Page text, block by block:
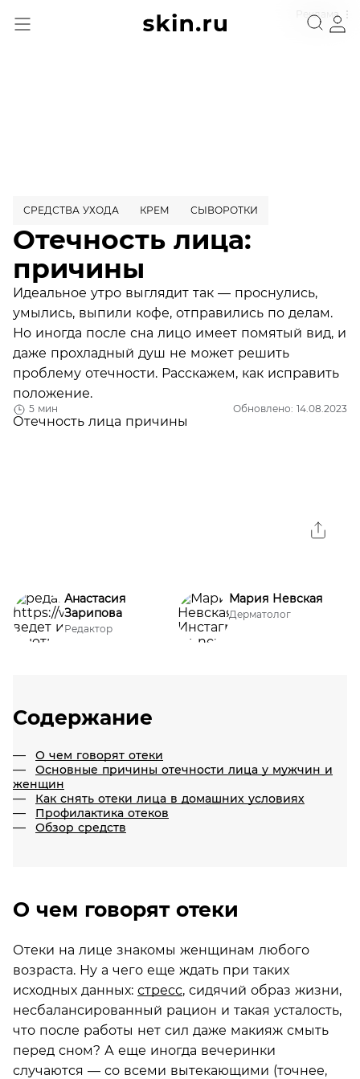
Реклама
5 мин Обновлено: 14.08.2023
СРЕДСТВА УХОДА КРЕМ СЫВОРОТКИ
Отечность лица:
причины
Идеальное утро выглядит так — проснулись,
умылись, выпили кофе, отправились по делам.
Но иногда после сна лицо имеет помятый вид, и
даже прохладный душ не может решить
проблему отечности. Расскажем, как исправить
положение.
Анастасия
Зарипова
Редактор
Мария Невская
Дерматолог
Содержание
О чем говорят отеки
Основные причины отечности лица у мужчин и
женщин
Как снять отеки лица в домашних условиях
Профилактика отеков
Обзор средств
О чем говорят отеки
Отеки на лице знакомы женщинам любого
возраста. Ну а чего еще ждать при таких
исходных данных: стресс, сидячий образ жизни,
несбалансированный рацион и такая усталость,
что после работы нет сил даже макияж смыть
перед сном? А еще иногда вечеринки
случаются — со всеми вытекающими (точнее,